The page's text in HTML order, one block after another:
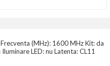
(MHz): 1600 MHz Kit: da
LED: nu Latenta: CL11